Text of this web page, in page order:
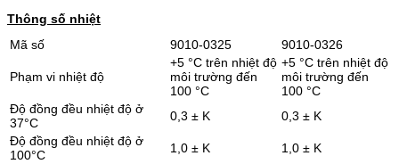
Thông số nhiệt
Mã số
9010-0325 9010-0326
Phạm vi nhiệt độ
+5 °C trên nhiệt độ
môi trường đến
100 °C
+5 °C trên nhiệt độ
môi trường đến
100 °C
Độ đồng đều nhiệt độ ở
37°C
0,3 ± K
0,3 ± K
Độ đồng đều nhiệt độ ở
100°C
1,0 ± K
1,0 ± K